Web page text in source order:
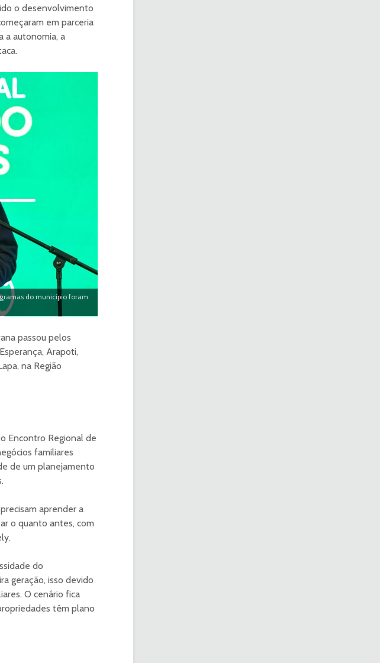
o desenvolvimento
em parceria
a autonomia, a
do município foram
passou pelos
Arapoti,
na Região
Encontro Regional de
familiares
de um planejamento
aprender a
o quanto antes, com
do
geração, isso devido
O cenário fica
têm plano